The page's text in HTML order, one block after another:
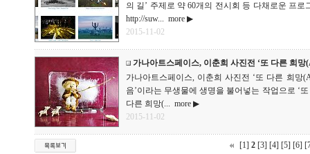
의 길’ 주제로 약 60개의 전시회 등 다채로운 프로
http://suw... more ▶
2015-11-02
가나아트스페이스, 이춘희 사진전 ‘또 다른 희
가나아트스페이스, 이춘희 사진전 ‘또 다른 희망
음’이라는 무생물에 생명을 불어넣는 작업으로 ‘
다른 희망(... more ▶
2015-11-02
[1] 2 [3] [4] [5] [6]